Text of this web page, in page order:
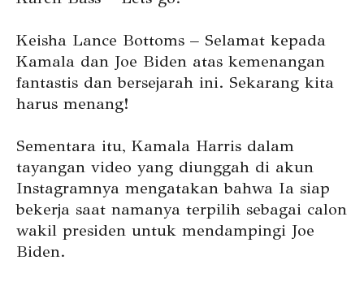
Keisha Lance Bottoms – Selamat kepada
Kamala dan Joe Biden atas kemenangan
fantastis dan bersejarah ini. Sekarang kita
harus menang!
Sementara itu, Kamala Harris dalam
tayangan video yang diunggah di akun
Instagramnya mengatakan bahwa Ia siap
bekerja saat namanya terpilih sebagai calon
wakil presiden untuk mendampingi Joe
Biden.